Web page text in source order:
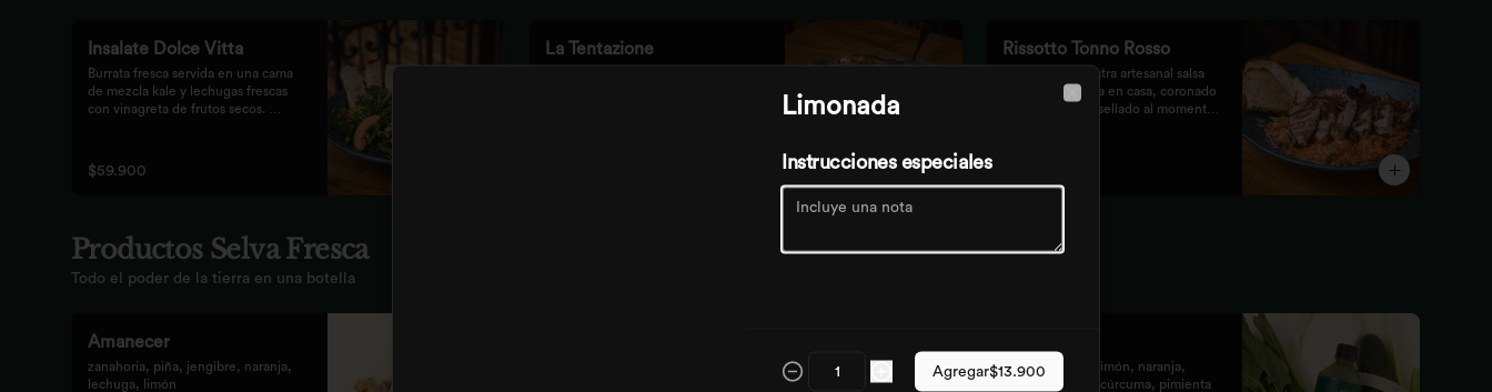
Insalate Dolce Vitta
Burrata fresca servida en una cama
de mezcla kale y lechugas frescas
con vinagreta de frutos secos.
secos, finalizada con bastones de
pan de masa madre al grill.
$59.900
La Tentazione Rissotto Tonno Rosso
Risotto con nuestra artesanal salsa
pomodoro hecha en casa, coronado
con atún fresco sellado al momento,
Productos Selva Fresca
Todo el poder de la tierra en una botella
Amanecer
zanahoria, piña, jengibre, naranja,
lechuga, limón
Jengibre, piña, limón, naranja,
pimienta negra, cúrcuma, pimienta
Limonada
Instrucciones especiales
Agregar$13.900
Close